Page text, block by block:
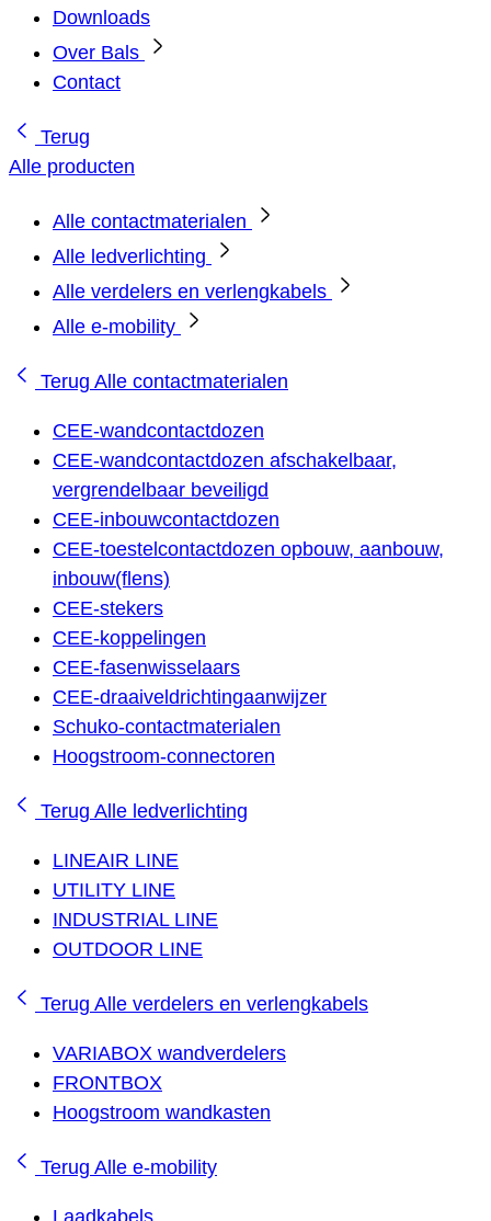
Downloads
Over Bals
Contact
Terug
Alle producten
Alle contactmaterialen
Alle ledverlichting
Alle verdelers en verlengkabels
Alle e-mobility
Terug Alle contactmaterialen
CEE-wandcontactdozen
CEE-wandcontactdozen afschakelbaar,
vergrendelbaar beveiligd
CEE-inbouwcontactdozen
CEE-toestelcontactdozen opbouw, aanbouw,
inbouw(flens)
CEE-stekers
CEE-koppelingen
CEE-fasenwisselaars
CEE-draaiveldrichtingaanwijzer
Schuko-contactmaterialen
Hoogstroom-connectoren
Terug Alle ledverlichting
LINEAIR LINE
UTILITY LINE
INDUSTRIAL LINE
OUTDOOR LINE
Terug Alle verdelers en verlengkabels
VARIABOX wandverdelers
FRONTBOX
Hoogstroom wandkasten
Terug Alle e-mobility
Laadkabels